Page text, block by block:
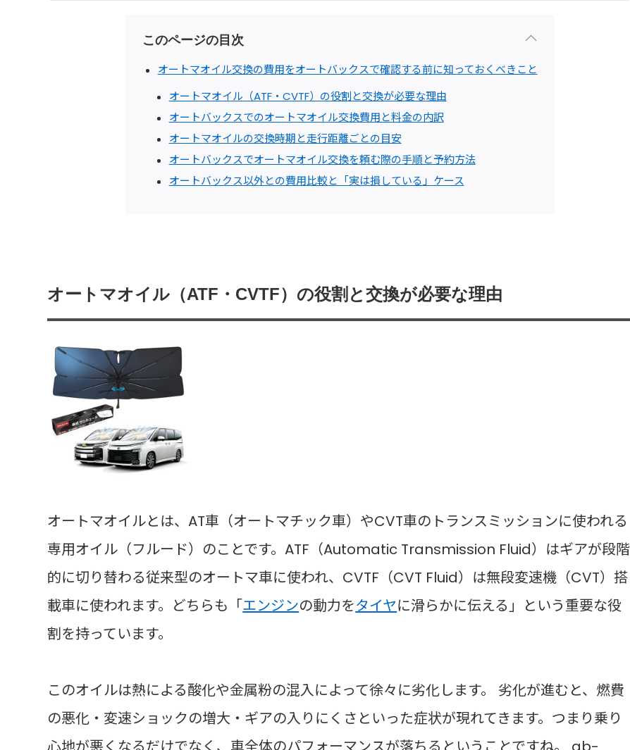
このページの目次
オートマオイル交換の費用をオートバックスで確認する前に知っておくべきこと
オートマオイル（ATF・CVTF）の役割と交換が必要な理由
オートバックスでのオートマオイル交換費用と料金の内訳
オートマオイルの交換時期と走行距離ごとの目安
オートバックスでオートマオイル交換を頼む際の手順と予約方法
オートバックス以外との費用比較と「実は損している」ケース
オートマオイル（ATF・CVTF）の役割と交換が必要な理由
オートマオイルとは、AT車（オートマチック車）やCVT車のトランスミッションに使われる
専用オイル（フルード）のことです。ATF（Automatic Transmission Fluid）はギアが段階
的に切り替わる従来型のオートマ車に使われ、CVTF（CVT Fluid）は無段変速機（CVT）搭
載車に使われます。どちらも「エンジンの動力をタイヤに滑らかに伝える」という重要な役
割を持っています。
このオイルは熱による酸化や金属粉の混入によって徐々に劣化します。 劣化が進むと、燃費
の悪化・変速ショックの増大・ギアの入りにくさといった症状が現れてきます。つまり乗り